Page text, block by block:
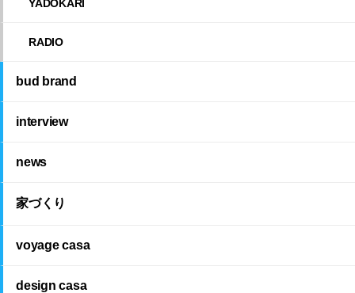
YADOKARI
RADIO
bud brand
interview
news
家づくり
voyage casa
design casa